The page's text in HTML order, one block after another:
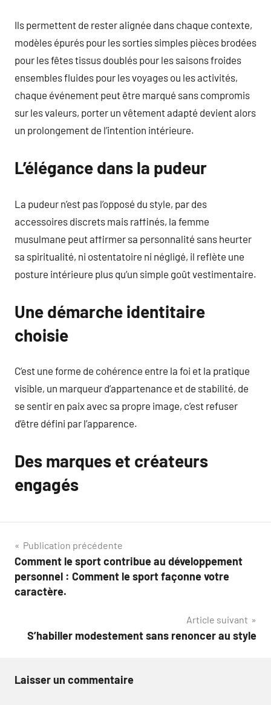
Ils permettent de rester alignée dans chaque contexte,
modèles épurés pour les sorties simples pièces brodées
pour les fêtes tissus doublés pour les saisons froides
ensembles fluides pour les voyages ou les activités,
chaque événement peut être marqué sans compromis
sur les valeurs, porter un vêtement adapté devient alors
un prolongement de l’intention intérieure.
L’élégance dans la pudeur
La pudeur n’est pas l’opposé du style, par des
accessoires discrets mais raffinés, la femme
musulmane peut affirmer sa personnalité sans heurter
sa spiritualité, ni ostentatoire ni négligé, il reflète une
posture intérieure plus qu’un simple goût vestimentaire.
Une démarche identitaire
choisie
C’est une forme de cohérence entre la foi et la pratique
visible, un marqueur d’appartenance et de stabilité, de
se sentir en paix avec sa propre image, c’est refuser
d’être défini par l’apparence.
Des marques et créateurs
engagés
Navigation
de
l’article
Publication précédente
Comment le sport contribue au développement
personnel : Comment le sport façonne votre
caractère.
Article suivant
S’habiller modestement sans renoncer au style
Laisser un commentaire